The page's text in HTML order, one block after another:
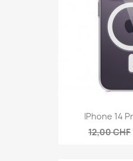
IPhone 14
12,00 CHF